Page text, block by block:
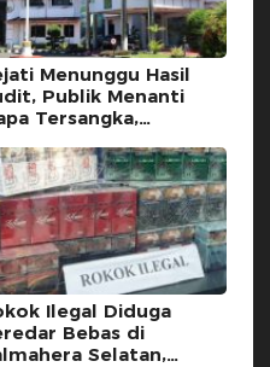
Menunggu Hasil
Publik Menanti
Tersangka,
Diperiksa
Ilegal Diduga
Bebas di
Selatan,